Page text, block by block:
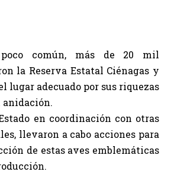
común, más de 20 mil
la Reserva Estatal Ciénagas y
lugar adecuado por sus riquezas
anidación.
en coordinación con otras
llevaron a cabo acciones para
de estas aves emblemáticas